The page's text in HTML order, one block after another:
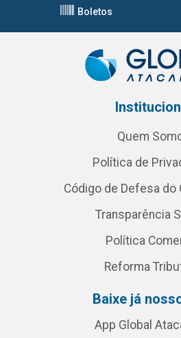
Boletos
Quem
Política de
Código de Defesa do
Transparência
Política
Reforma
Baixe já
App Global